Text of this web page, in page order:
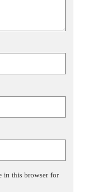
in this browser for